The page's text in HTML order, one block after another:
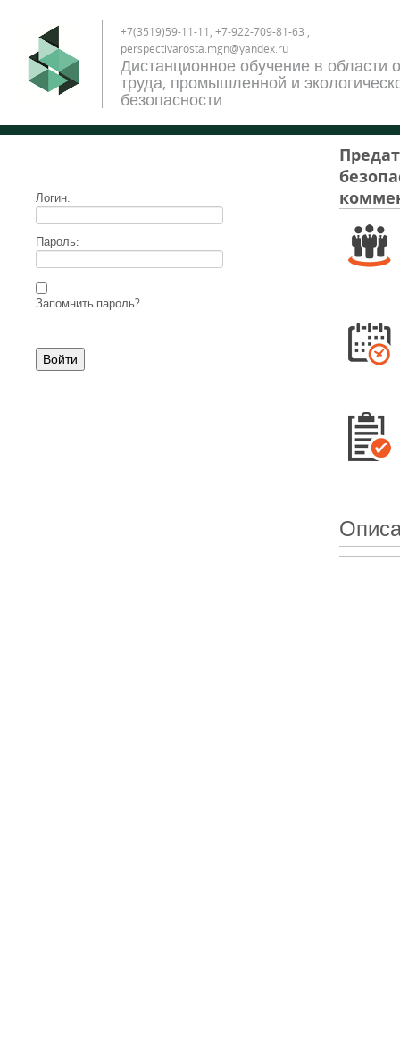
+7(3519)59-11-11, +7-922-709-81-63 ,
perspectivarosta.mgn@yandex.ru
Дистанционное обучение в области
труда, промышленной и
безопасности
Логин:
Пароль:
Запомнить пароль?